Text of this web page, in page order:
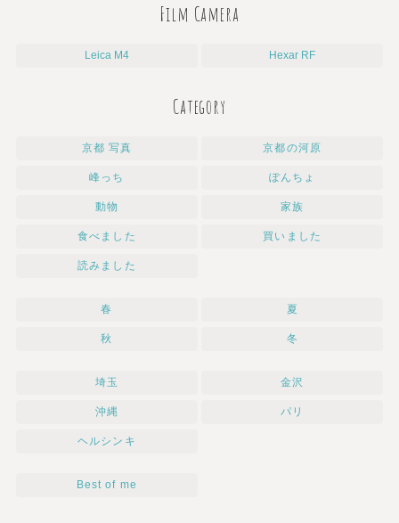
Film Camera
Leica M4 Hexar RF
Category
京都 写真 京都の河原
峰っち ぽんちょ
動物 家族
食べました 買いました
読みました
春 夏
秋 冬
埼玉 金沢
沖縄 パリ
ヘルシンキ
Best of me